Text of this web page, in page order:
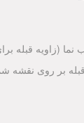
(زاویه قبله
بر روی نقشه